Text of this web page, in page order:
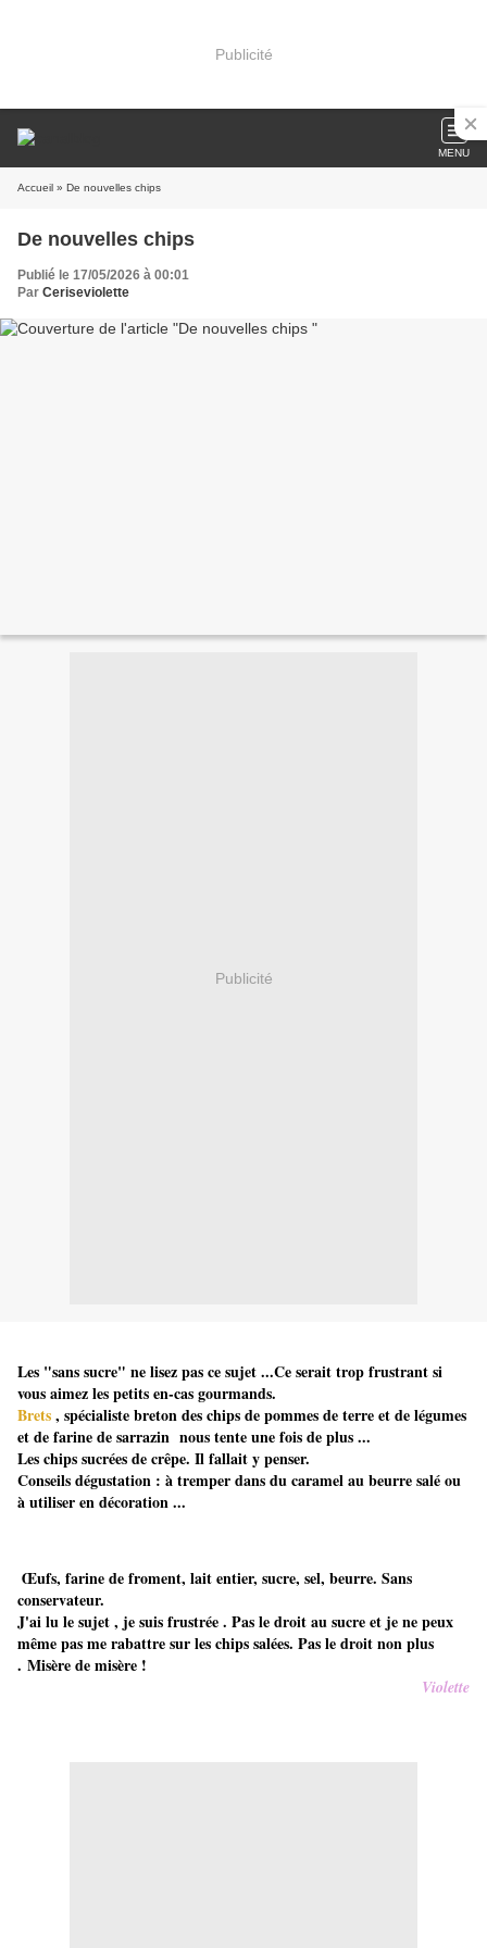
Publicité
MENU
Accueil » De nouvelles chips
De nouvelles chips
Publié le 17/05/2026 à 00:01
Par Ceriseviolette
Publicité
Les "sans sucre" ne lisez pas ce sujet ...Ce serait trop frustrant si
vous aimez les petits en-cas gourmands.
Brets, spécialiste breton des chips de pommes de terre et de légumes
et de farine de sarrazin nous tente une fois de plus ...
Les chips sucrées de crêpe. Il fallait y penser.
Conseils dégustation : à tremper dans du caramel au beurre salé ou
à utiliser en décoration ...
Œufs, farine de froment, lait entier, sucre, sel, beurre. Sans
conservateur.
J'ai lu le sujet , je suis frustrée . Pas le droit au sucre et je ne peux
même pas me rabattre sur les chips salées. Pas le droit non plus
. Misère de misère !
Violette